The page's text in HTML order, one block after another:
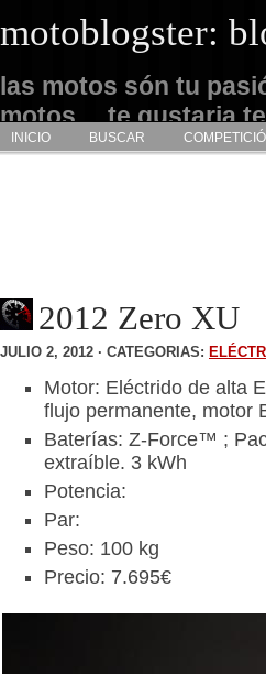
motoblogster:
las motos són tu
motos… te gustaria
admirarlas… este es
INICIO BUSCAR
2012 Zero XU
JULIO 2, 2012 · CATEGORIAS:
Motor: Eléctrido de alta
flujo permanente, motor
Baterías: Z-Force™ ;
extraíble. 3 kWh
Potencia:
Par:
Peso: 100 kg
Precio: 7.695€